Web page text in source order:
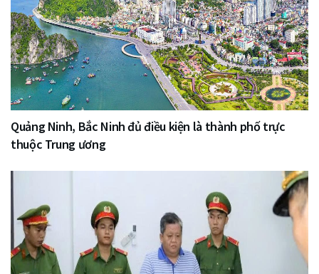
Quảng Ninh, Bắc Ninh đủ điều kiện là thành phố trực
thuộc Trung ương